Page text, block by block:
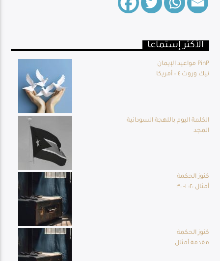
الأكثر إستماعا
مواعيد الإيمان PinP
نيك وروث ٤ – أمريكا
الكلمة اليوم باللهجة السودانية
المجد
كنوز الحكمة
أمثال ٢٠: ١- ٣٠
كنوز الحكمة
مقدمة أمثال